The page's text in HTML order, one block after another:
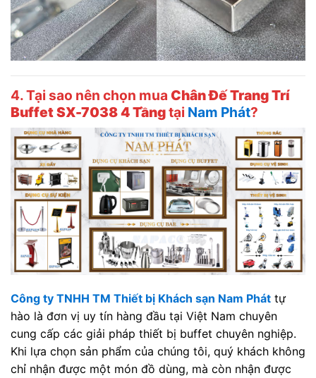
4. Tại sao nên chọn mua Chân Đế Trang Trí
Buffet SX-7038 4 Tầngtại Nam Phát?
Công ty TNHH TM Thiết bị Khách sạn Nam Phát tự
hào là đơn vị uy tín hàng đầu tại Việt Nam chuyên
cung cấp các giải pháp thiết bị buffet chuyên nghiệp.
Khi lựa chọn sản phẩm của chúng tôi, quý khách không
chỉ nhận được một món đồ dùng, mà còn nhận được